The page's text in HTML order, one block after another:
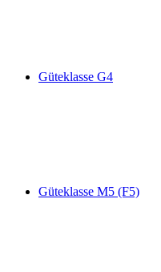
Güteklasse G4
Güteklasse M5 (F5)